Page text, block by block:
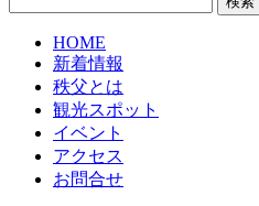
HOME
新着情報
秩父とは
観光スポット
イベント
アクセス
お問合せ